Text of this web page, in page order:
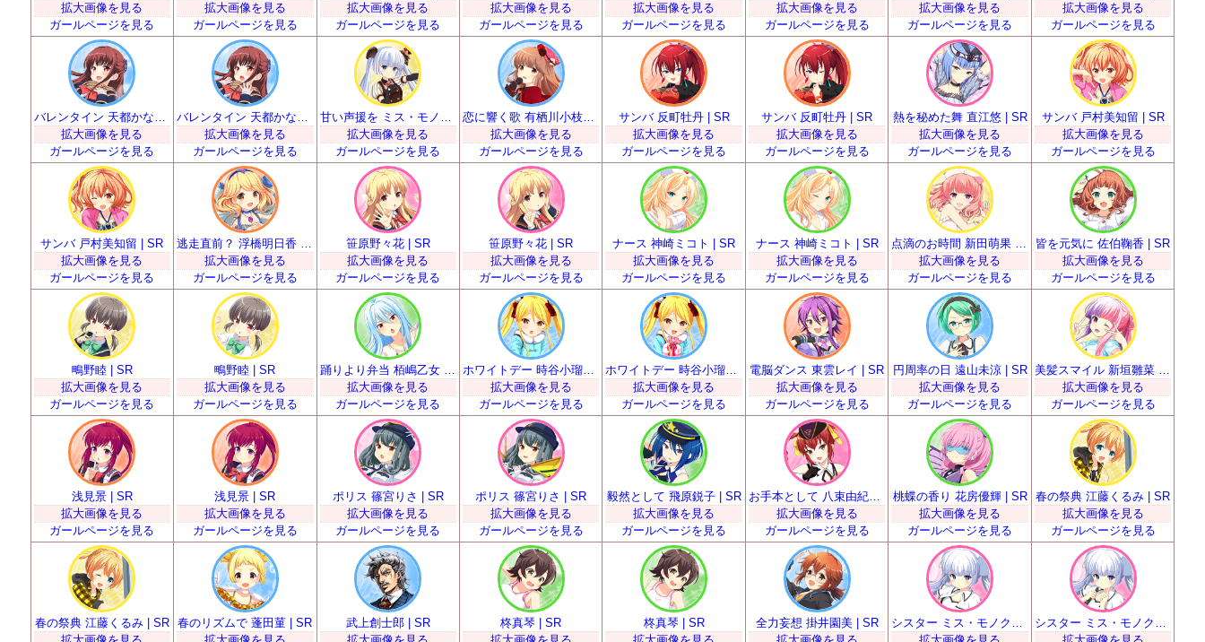
拡大画像を見る
ガールページを見る
拡大画像を見る
ガールページを見る
拡大画像を見る
ガールページを見る
拡大画像を見る
ガールページを見る
拡大画像を見る
ガールページを見る
拡大画像を見る
ガールページを見る
拡大画像を見る
ガールページを見る
拡大画像を見る
ガールページを見る
バレンタイン 天都かなた | SR
拡大画像を見る
ガールページを見る
バレンタイン 天都かなた | SR
拡大画像を見る
ガールページを見る
甘い声援を ミス・モノクローム | SR
拡大画像を見る
ガールページを見る
恋に響く歌 有栖川小枝子 | SR
拡大画像を見る
ガールページを見る
サンバ 反町牡丹 | SR
拡大画像を見る
ガールページを見る
サンバ 反町牡丹 | SR
拡大画像を見る
ガールページを見る
熱を秘めた舞 直江悠 | SR
拡大画像を見る
ガールページを見る
サンバ 戸村美知留 | SR
拡大画像を見る
ガールページを見る
サンバ 戸村美知留 | SR
拡大画像を見る
ガールページを見る
逃走直前？ 浮橋明日香 | SR
拡大画像を見る
ガールページを見る
笹原野々花 | SR
拡大画像を見る
ガールページを見る
笹原野々花 | SR
拡大画像を見る
ガールページを見る
ナース 神崎ミコト | SR
拡大画像を見る
ガールページを見る
ナース 神崎ミコト | SR
拡大画像を見る
ガールページを見る
点滴のお時間 新田萌果 | SR
拡大画像を見る
ガールページを見る
皆を元気に 佐伯鞠香 | SR
拡大画像を見る
ガールページを見る
鴫野睦 | SR
拡大画像を見る
ガールページを見る
鴫野睦 | SR
拡大画像を見る
ガールページを見る
踊りより弁当 栢嶋乙女 | SR
拡大画像を見る
ガールページを見る
ホワイトデー 時谷小瑠璃 | SR
拡大画像を見る
ガールページを見る
ホワイトデー 時谷小瑠璃 | SR
拡大画像を見る
ガールページを見る
電脳ダンス 東雲レイ | SR
拡大画像を見る
ガールページを見る
円周率の日 遠山未涼 | SR
拡大画像を見る
ガールページを見る
美髪スマイル 新垣雛菜 | SR
拡大画像を見る
ガールページを見る
浅見景 | SR
拡大画像を見る
ガールページを見る
浅見景 | SR
拡大画像を見る
ガールページを見る
ポリス 篠宮りさ | SR
拡大画像を見る
ガールページを見る
ポリス 篠宮りさ | SR
拡大画像を見る
ガールページを見る
毅然として 飛原鋭子 | SR
拡大画像を見る
ガールページを見る
お手本として 八束由紀恵 | SR
拡大画像を見る
ガールページを見る
桃蝶の香り 花房優輝 | SR
拡大画像を見る
ガールページを見る
春の祭典 江藤くるみ | SR
拡大画像を見る
ガールページを見る
春の祭典 江藤くるみ | SR
春のリズムで 蓬田菫 | SR
武上創士郎 | SR
柊真琴 | SR
柊真琴 | SR
全力妄想 掛井園美 | SR
シスター ミス・モノクローム | SR
シスター ミス・モノクローム | SR